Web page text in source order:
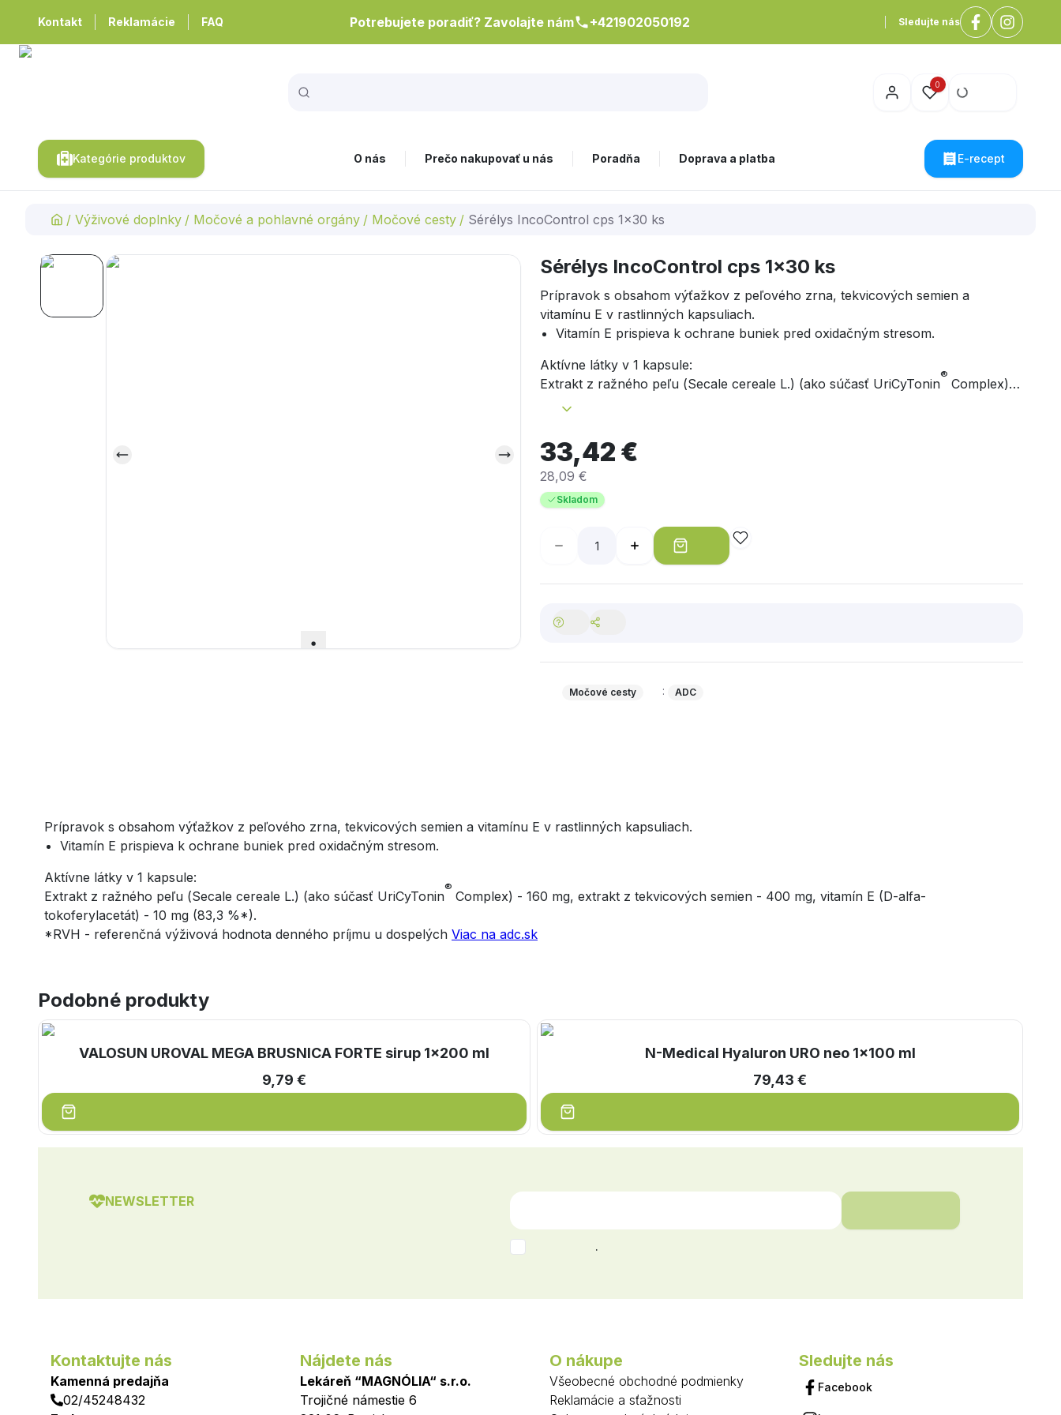
Kontakt Reklamácie FAQ Potrebujete poradiť? Zavolajte nám +421902050192 Sledujte nás
0
Kategórie produktov O nás Prečo nakupovať u nás Poradňa Doprava a platba E-recept
/ Výživové doplnky / Močové a pohlavné orgány / Močové cesty / Sérélys IncoControl cps 1x30 ks
Sérélys IncoControl cps 1x30 ks
Prípravok s obsahom výťažkov z peľového zrna, tekvicových semien a
vitamínu E v rastlinných kapsuliach.
Vitamín E prispieva k ochrane buniek pred oxidačným stresom.
Aktívne látky v 1 kapsule:
Extrakt z ražného peľu (Secale cereale L.) (ako súčasť UriCyTonin
®
Complex) -
160 mg, extrakt z tekvicových semien - 400 mg, vitamín E (D-alfa-
*RVH - referenčná výživová hodnota denného príjmu u dospelých
adc.sk
33,42 €
28,09 €
Skladom
Močové cesty : ADC
Prípravok s obsahom výťažkov z peľového zrna, tekvicových semien a vitamínu E v rastlinných kapsuliach.
Vitamín E prispieva k ochrane buniek pred oxidačným stresom.
Aktívne látky v 1 kapsule:
Extrakt z ražného peľu (Secale cereale L.) (ako súčasť UriCyTonin
®
Complex) - 160 mg, extrakt z tekvicových semien - 400 mg, vitamín E (D-alfa-
tokoferylacetát) - 10 mg (83,3 %*).
*RVH - referenčná výživová hodnota denného príjmu u dospelých Viac na adc.sk
Podobné produkty
VALOSUN UROVAL MEGA BRUSNICA FORTE sirup 1x200 ml
9,79 €
N-Medical Hyaluron URO neo 1x100 ml
79,43 €
NEWSLETTER
.
Kontaktujte nás
Kamenná predajňa
02/45248432
Nájdete nás
Lekáreň “MAGNÓLIA“ s.r.o.
Trojičné námestie 6
O nákupe
Všeobecné obchodné podmienky
Reklamácie a sťažnosti
Sledujte nás
Facebook